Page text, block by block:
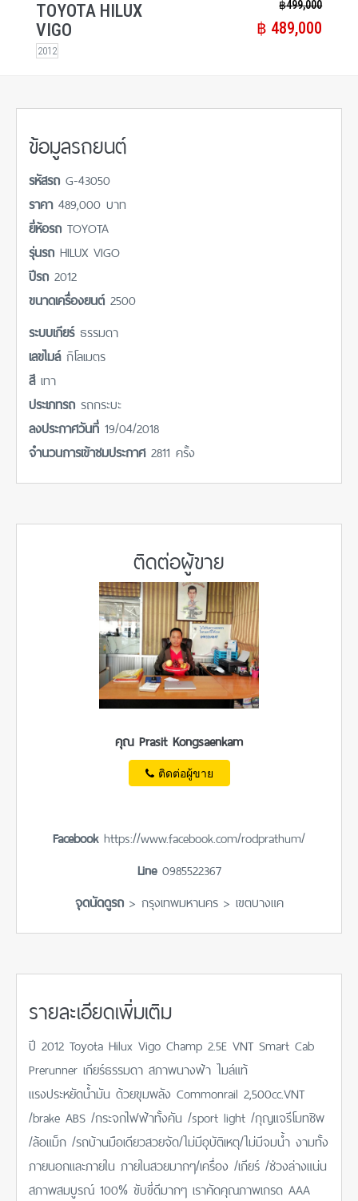
TOYOTA HILUX
VIGO
2012
฿​ 499,000
฿​ 489,000
ข้อมูลรถยนต์
รหัสรถ G-43050
ราคา 489,000 บาท
ยี่ห้อรถ TOYOTA
รุ่นรถ HILUX VIGO
ปีรถ 2012
ขนาดเครื่องยนต์ 2500
ระบบเกียร์ ธรรมดา
เลขไมล์ กิโลเมตร
สี เทา
ประเภทรถ รถกระบะ
ลงประกาศวันที่ 19/04/2018
จำนวนการเข้าชมประกาศ 2811 ครั้ง
ติดต่อผู้ขาย
คุณ Prasit Kongsaenkam
ติดต่อผู้ขาย
Facebookhttps://www.facebook.com/rodprathum/
Line0985522367
จุดนัดดูรถ> กรุงเทพมหานคร > เขตบางแค
รายละเอียดเพิ่มเติม
ปี​ 2012 Toyota Hilux Vigo Champ 2.5E VNT Smart Cab
Prerunner เกียร์ธรรมดา สภาพนางฟ้า​ ไมล์​แท้
แรงประหยัดน้ำมัน ด้วยขุมพลัง Commonrail 2,500cc.VNT
/brake ABS /กระจกไฟฟ้าทั้งคัน /sport light /กุญแจรีโมทชิพ
/ล้อแม็ก /รถบ้านมือเดียวสวยจัด/ไม่มีอุบัติเหตุ/ไม่มีจมน้ำ งามทั้ง
ภายนอกและภายใน​ ภายในสวยมากๆ/เครื่อง /เกียร์ /ช่วงล่างแน่น
สภาพสมบูรณ์ 100% ขับขี่ดีมากๆ เราคัดคุณภาพเกรด AAA